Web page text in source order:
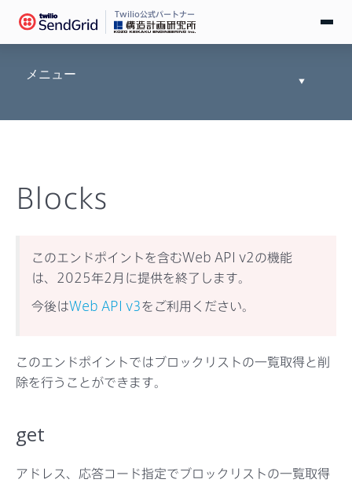
Twilio公式パートナー
料金
お役立ち情報
サポート
メニュー
Toggle
Blocks
このエンドポイントを含むWeb API v2の機能
は、2025年2月に提供を終了します。
今後はWeb API v3をご利用ください。
このエンドポイントではブロックリストの一覧取得と削
除を行うことができます。
get
アドレス、応答コード指定でブロックリストの一覧取得